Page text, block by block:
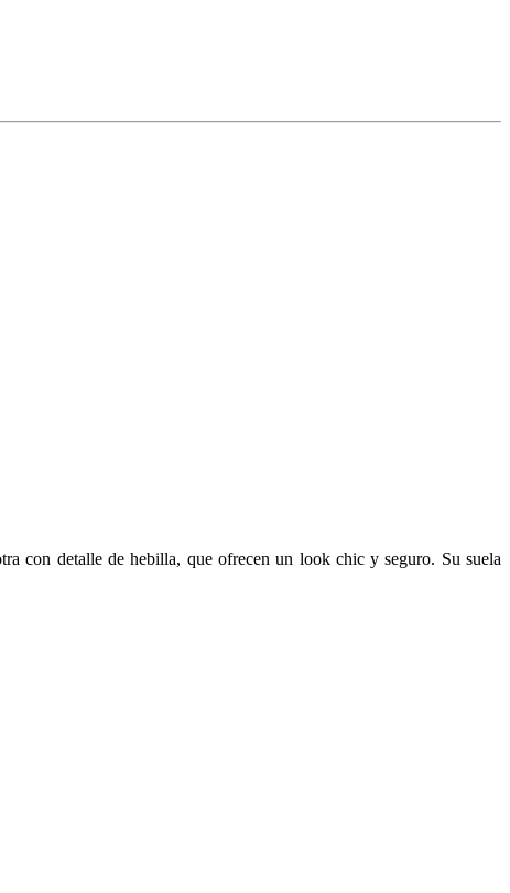
con detalle de hebilla, que ofrecen un look chic y seguro. Su suela